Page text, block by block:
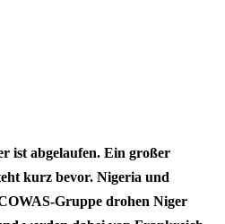
ist abgelaufen. Ein großer
kurz bevor. Nigeria und
Gruppe drohen Niger